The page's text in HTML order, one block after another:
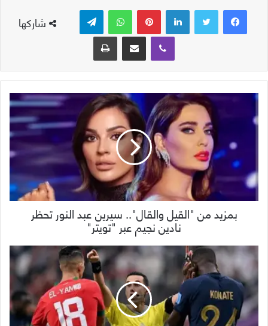
شاركها
لينكدإن بينتيريست واتساب
ڤايبر
مشاركة عبر البريد طباعة
بمزيد من "القيل والقال".. سيرين عبد النور تحظر
نادين نجيم عبر "تويتر"